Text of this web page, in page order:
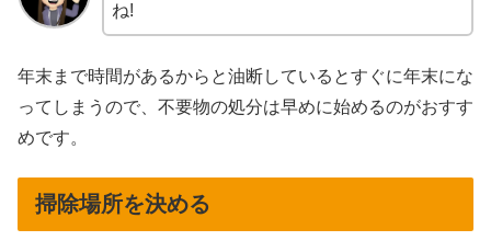
ね!
年末まで時間があるからと油断しているとすぐに年末にな
ってしまうので、不要物の処分は早めに始めるのがおすす
めです。
掃除場所を決める